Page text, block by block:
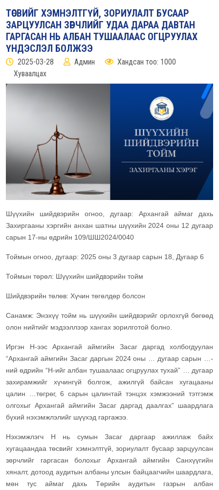
ТӨСВИЙГ ХЭМНЭЛТГҮЙ, ЗОРИУЛАЛТ БУСААР
ЗАРЦУУЛСАН ЗӨРЧЛИЙГ УДАА ДАРАА ДАВТАН
ГАРГАСАН НЬ АЛБАН ТУШААЛААС ОГЦРУУЛАХ
ҮНДЭСЛЭЛ БОЛЖЭЭ
2025-03-28 Админ
Хандсан тоо: 1000
Хуваалцах
Шүүхийн шийдвэрийн огноо, дугаар: Архангай аймаг дахь
Захиргааны хэргийн анхан шатны шүүхийн 2024 оны 12 дугаар
сарын 17-ны өдрийн 109/ШШ2024/0040
Тоймын огноо, дугаар: 2025 оны 3 дугаар сарын 18, Дугаар 6
Тоймын төрөл: Шүүхийн шийдвэрийн тойм
Шийдвэрийн төлөв: Хүчин төгөлдөр болсон
Санамж: Энэхүү тойм нь шүүхийн шийдвэрийг орлохгүй бөгөөд
олон нийтийг мэдээллээр хангах зорилготой болно.
Иргэн Н-ээс Архангай аймгийн Засаг даргад холбогдуулан
“Архангай аймгийн Засаг даргын 2024 оны … дугаар сарын …-
ний өдрийн “Н-ийг албан тушаалаас огцруулах тухай” … дугаар
захирамжийг хүчингүй болгож, ажилгүй байсан хугацааны
цалин …төгрөг, 6 сарын цалинтай тэнцэх хэмжээний тэтгэмж
олгохыг Архангай аймгийн Засаг даргад даалгах” шаардлага
бүхий нэхэмжлэлийг шүүхэд гаргажээ.
Нэхэмжлэгч Н нь сумын Засаг даргаар ажиллаж байх
хугацаандаа төсвийг хэмнэлтгүй, зориулалт бусаар зарцуулсан
зөрчлийг гаргасан болохыг Архангай аймгийн Санхүүгийн
хяналт, дотоод аудитын албаны улсын байцаагчийн шаардлага,
мөн тус аймаг дахь Төрийн аудитын газрын албан